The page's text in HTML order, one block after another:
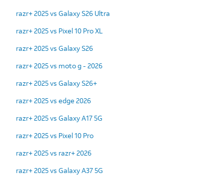
razr+ 2025 vs Galaxy S26 Ultra
razr+ 2025 vs Pixel 10 Pro XL
razr+ 2025 vs Galaxy S26
razr+ 2025 vs moto g - 2026
razr+ 2025 vs Galaxy S26+
razr+ 2025 vs edge 2026
razr+ 2025 vs Galaxy A17 5G
razr+ 2025 vs Pixel 10 Pro
razr+ 2025 vs razr+ 2026
razr+ 2025 vs Galaxy A37 5G